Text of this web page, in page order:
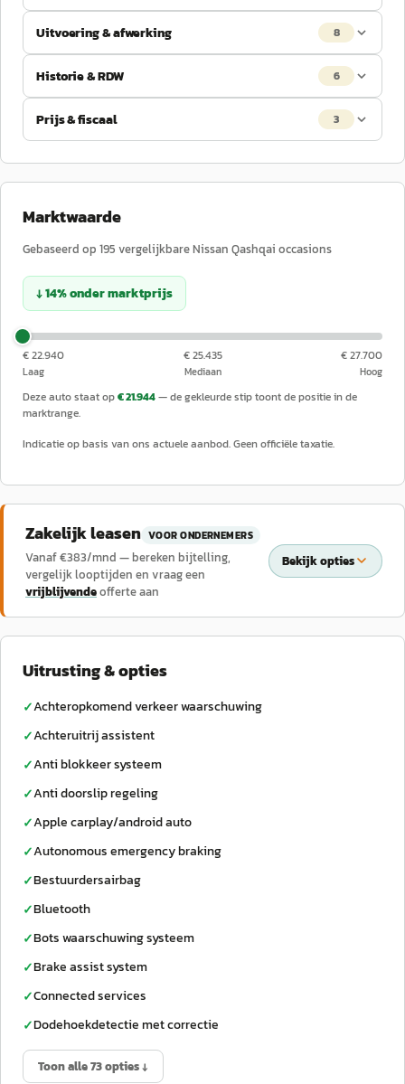
Uitvoering & afwerking 8
Historie & RDW 6
Prijs & fiscaal 3
Marktwaarde
Gebaseerd op 195 vergelijkbareNissan Qashqai occasions
↓14%ondermarktprijs
€ 22.940
Laag
€ 25.435
Mediaan
€ 27.700
Hoog
Deze auto staat op€ 21.944— de gekleurde stip toont de positie in de
marktrange.
Indicatie op basis van ons actuele aanbod. Geen officiële taxatie.
Zakelijk leasen VOOR ONDERNEMERS
Vanaf €383/mnd — bereken bijtelling,
vergelijk looptijden en vraag een
vrijblijvendeofferte aan
Bekijk opties
Uitrusting & opties
✓Achteropkomend verkeer waarschuwing
✓Achteruitrij assistent
✓Anti blokkeer systeem
✓Anti doorslip regeling
✓Apple carplay/android auto
✓Autonomous emergency braking
✓Bestuurdersairbag
✓Bluetooth
✓Bots waarschuwing systeem
✓Brake assist system
✓Connected services
✓Dodehoekdetectie met correctie
Toon alle 73 opties ↓